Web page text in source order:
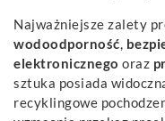
Najważniejsze zalety
wodoodporność,
elektronicznego oraz
sztuka posiada
recyklingowe